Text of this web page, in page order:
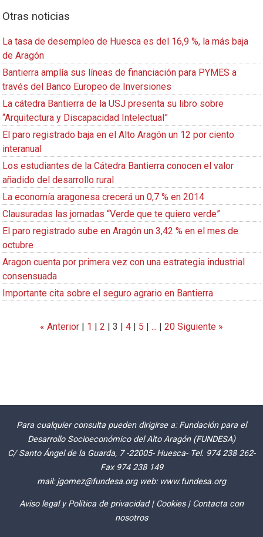
Otras noticias
La tasa de desempleo de Huesca es del 16,9 %, la más baja
de Aragón
Bantierra amplía sus líneas de financiación para PYMES a
través del Banco Europeo de Inversiones
La cátedra Bantierra de la USJ presenta su libro sobre
“Arquitectura y Discapacidad Intelectual”
El paro registrado baja en el Alto Aragón un 12 por ciento
interanual
Los estudiantes de la Cátedra Bantierra conocen el valor
añadido del desarrollo rural
La economía aragonesa crecerá un 0,7 % en 2014
Clausuradas las jornadas “Verde que te quiero verde”
El paro registrado sube en Aragón un 3,42 % en el mes de
octubre
Aragon cuenta por primera vez con una estrategia industrial
consensuada
Importante cita sobre el seguro agrario en Bantierra
« Anterior | 1 | 2 | 3 | 4 | 5 | ... | 20 Siguiente »
Para cualquier consulta pueden dirigirse a: Fundación para el
Desarrollo Socioeconómico del Alto Aragón (FUNDESA)
C/ Santo Ángel de la Guarda, 7 -22005- Huesca- Tel. 974 238 262-
Fax 974 238 149
mail:jgomez@fundesa.orgweb: www.fundesa.org
Aviso legal y Política de privacidad| Cookies| Contacta con
nosotros